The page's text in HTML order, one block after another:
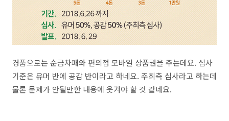
경품으로는 순금차패와 편의점 모바일 상품권을 주는데요. 심사
기준은 유머 반에 공감 반이라고 하네요. 주최측 심사라고 하는데
물론 문제가 안될만한 내용에 웃겨야 할 것 같네요.